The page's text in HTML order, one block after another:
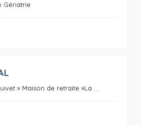
Gériatrie
» Maison de retraite »La ...